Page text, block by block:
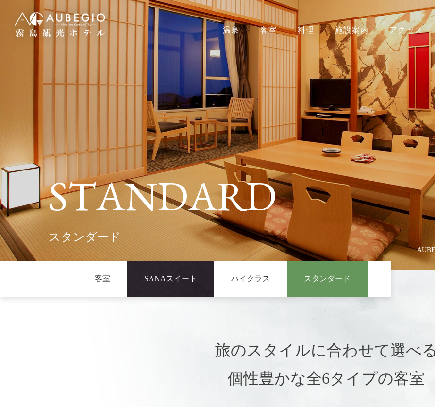
温泉 客室 料理 施設案内 アクセス
STANDARD
スタンダード
客室 SANAスイート ハイクラス スタンダード
旅のスタイルに合わせて選べ
個性豊かな全6タイプの客室
航空券付宿泊プラン レンタカー付宿泊プラン
SEARCH
宿泊日 人数（1部屋）
お電話からの ご予約・お問い合わせはこちら
TEL:0995-78-2531 【受付時間】9:00～
HOTSPRING
CUISINE
- レストランNORM
- 夕食
GUESTROOM
FACILITIES
施設案内
BANQUET/GROU
宴会・団体
ACCESS
アクセス
日帰り
- 新着情報
- よくあるご質問
- お問い合わせ・忘れ物お問い合
愛犬と
「AUBEGIO霧島
と一緒に泊まれる
D+KIRISHIMA公
当サイトをネッ
は2つの特典の
ます。
Sサ
※2食
お選